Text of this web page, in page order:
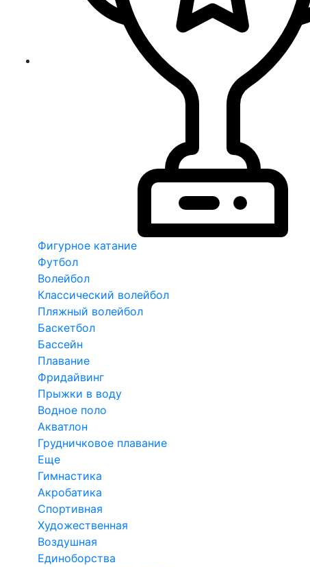
Фигурное катание
Футбол
Волейбол
Классический волейбол
Пляжный волейбол
Баскетбол
Бассейн
Плавание
Фридайвинг
Прыжки в воду
Водное поло
Акватлон
Грудничковое плавание
Еще
Гимнастика
Акробатика
Спортивная
Художественная
Воздушная
Единоборства